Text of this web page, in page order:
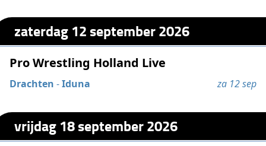
zaterdag 12 september 2026
Pro Wrestling Holland Live
Drachten -Iduna za 12 sep
vrijdag 18 september 2026